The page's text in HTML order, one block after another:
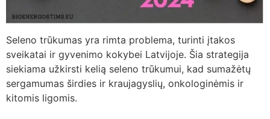
Seleno trūkumas yra rimta problema, turinti įtakos
sveikatai ir gyvenimo kokybei Latvijoje. Šia strategija
siekiama užkirsti kelią seleno trūkumui, kad sumažėtų
sergamumas širdies ir kraujagyslių, onkologinėmis ir
kitomis ligomis.